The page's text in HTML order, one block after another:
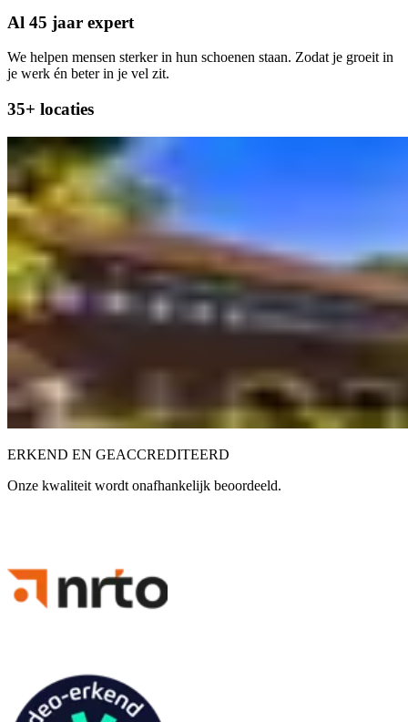
Al 45 jaar expert
We helpen mensen sterker in hun schoenen staan. Zodat je groeit in
je werk én beter in je vel zit.
35+ locaties
ERKEND EN GEACCREDITEERD
Onze kwaliteit wordt onafhankelijk beoordeeld.